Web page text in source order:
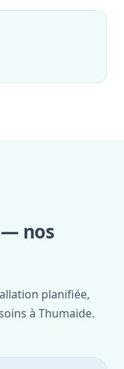
nos
planifiée,
à Thumaide.